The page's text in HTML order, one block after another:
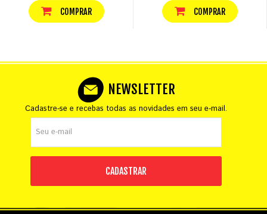
COMPRAR COMPRAR
NEWSLETTER
Cadastre-se e recebas todas as novidades em seu e-mail.
CADASTRAR